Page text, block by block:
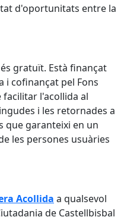
d'oportunitats entre la
és gratuït. Està finançat
i cofinançat pel Fons
facilitar l'acollida al
i les retornades a
que garanteixi en un
les persones usuàries
Acollida a qualsevol
de Castellbisbal